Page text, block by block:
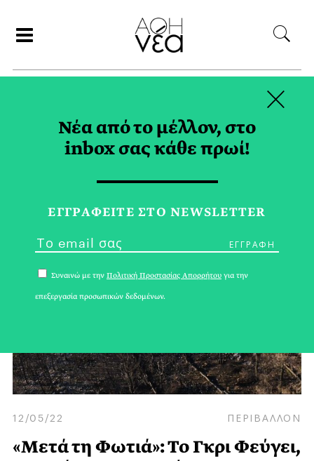
COCA-COLA 3Ε TAG
12/05/22 ΠΕΡΙΒΑΛΛΟΝ
«Μετά τη Φωτιά»: Το Γκρι Φεύγει,
Νέα από το μέλλον, στο
inbox σας κάθε πρωί!
ΕΓΓPΑΦΕΙΤΕ ΣΤΟ NEWSLETTER
Συναινώ με την Πολιτική Προστασίας Απορρήτου για την
επεξεργασία προσωπικών δεδομένων.
×